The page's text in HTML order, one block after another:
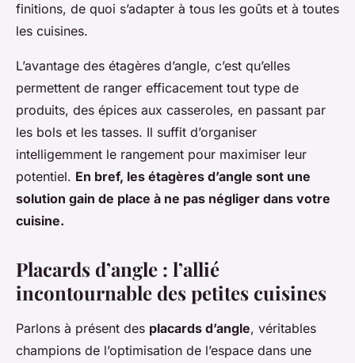
finitions, de quoi s’adapter à tous les goûts et à toutes
les cuisines.
L’avantage des étagères d’angle, c’est qu’elles
permettent de ranger efficacement tout type de
produits, des épices aux casseroles, en passant par
les bols et les tasses. Il suffit d’organiser
intelligemment le rangement pour maximiser leur
potentiel. En bref, les étagères d’angle sont une
solution gain de place à ne pas négliger dans votre
cuisine.
Placards d’angle : l’allié
incontournable des petites cuisines
Parlons à présent des placards d’angle, véritables
champions de l’optimisation de l’espace dans une